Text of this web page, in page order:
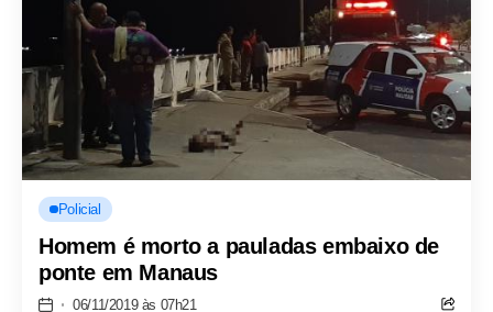
Policial
Homem é morto a pauladas embaixo de
ponte em Manaus
06/11/2019 às 07h21